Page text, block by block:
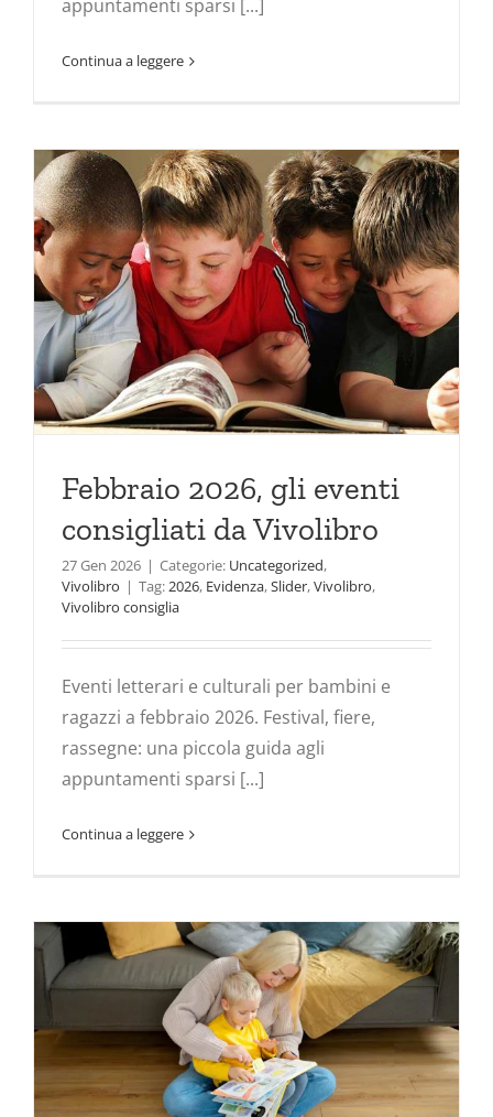
appuntamenti sparsi [...]
Continua a leggere
Febbraio 2026, gli eventi
consigliati da Vivolibro
27 Gen 2026 | Categorie: Uncategorized,
Vivolibro | Tag:2026, Evidenza,Slider,Vivolibro,
Vivolibro consiglia
Eventi letterari e culturali per bambini e
ragazzi a febbraio 2026. Festival, fiere,
rassegne: una piccola guida agli
appuntamenti sparsi [...]
Continua a leggere